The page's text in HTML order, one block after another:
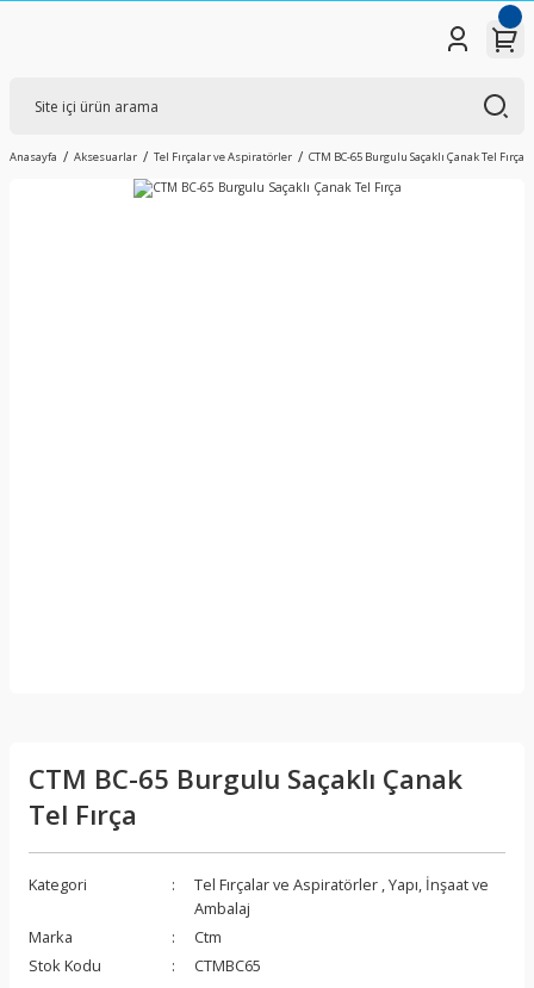
Anasayfa Aksesuarlar Tel Fırçalar ve Aspiratörler CTM BC-65 Burgulu Saçaklı Çanak Tel Fırça
CTM BC-65 Burgulu Saçaklı Çanak
Tel Fırça
Kategori Tel Fırçalar ve Aspiratörler ,Yapı, İnşaat ve
Ambalaj
Marka
Ctm
Stok Kodu
CTMBC65